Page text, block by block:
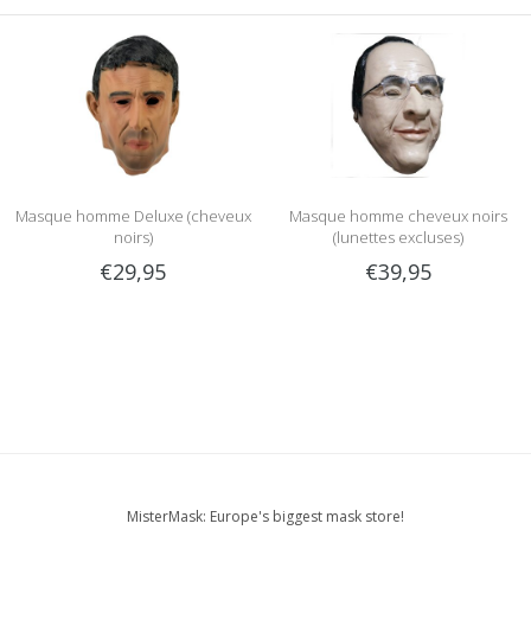
Masque homme Deluxe (cheveux
noirs)
€29,95
Masque homme cheveux noirs
(lunettes excluses)
€39,95
MisterMask: Europe's biggest mask store!